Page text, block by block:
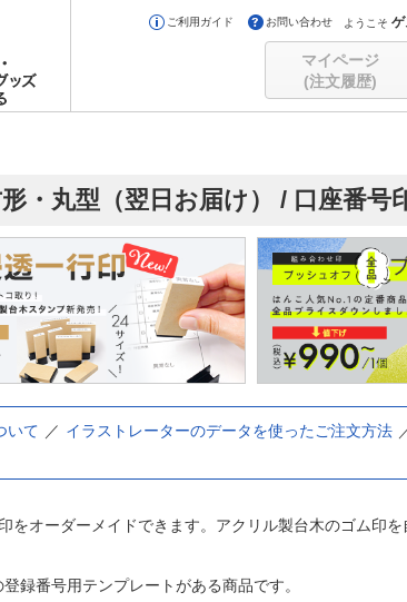
ご利用ガイド お問い合わせ ようこそ
マイページ
(注文履歴)
・丸型（翌日お届け） / 口座番号
いて イラストレーターのデータを使ったご注文方法
をオーダーメイドできます。アクリル製台木のゴム印
録番号用テンプレートがある商品です。